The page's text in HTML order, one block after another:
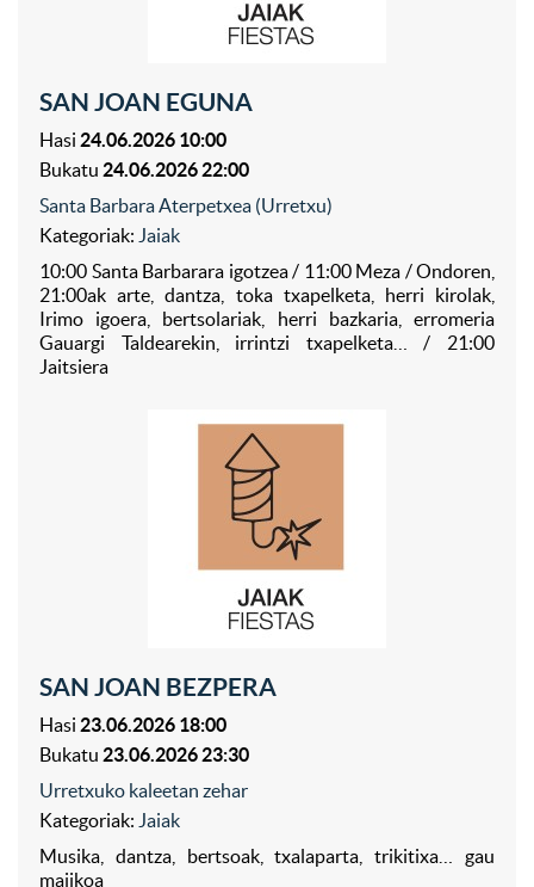
SAN JOAN EGUNA
Hasi 24.06.2026 10:00
Bukatu 24.06.2026 22:00
Santa Barbara Aterpetxea (Urretxu)
Kategoriak: Jaiak
10:00 Santa Barbarara igotzea / 11:00 Meza / Ondoren,
21:00ak arte, dantza, toka txapelketa, herri kirolak,
Irimo igoera, bertsolariak, herri bazkaria, erromeria
Gauargi Taldearekin, irrintzi txapelketa… / 21:00
Jaitsiera
SAN JOAN BEZPERA
Hasi 23.06.2026 18:00
Bukatu 23.06.2026 23:30
Urretxuko kaleetan zehar
Kategoriak: Jaiak
Musika, dantza, bertsoak, txalaparta, trikitixa… gau
majikoa